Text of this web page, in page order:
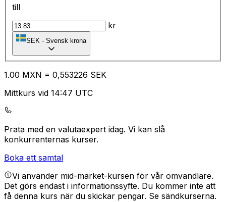
till
kr
SEK - Svensk krona
1.00 MXN = 0,553226 SEK
Mittkurs vid 14:47 UTC
Prata med en valutaexpert idag. Vi kan slå
konkurrenternas kurser.
Boka ett samtal
Vi använder mid-market-kursen för vår omvandlare.
Det görs endast i informationssyfte. Du kommer inte att
få denna kurs när du skickar pengar. Se sändkurserna.